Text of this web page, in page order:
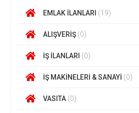
EMLAK İLANLARI (19)
ALIŞVERİŞ (0)
İŞ İLANLARI (0)
İŞ MAKİNELERİ & SANAYİ (0)
VASITA (0)